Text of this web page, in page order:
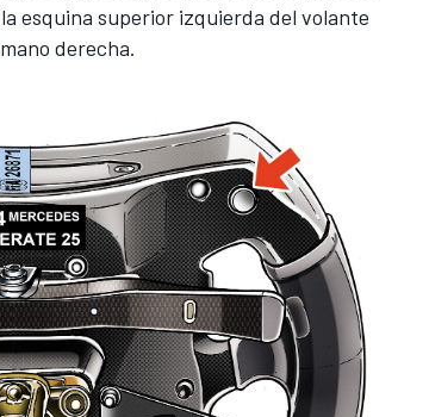
esquina superior izquierda del volante
derecha.